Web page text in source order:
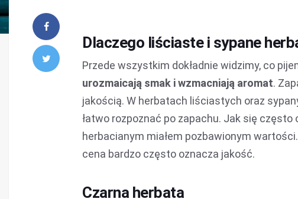
Dlaczego liściaste i sypane
Przede wszystkim dokładnie widzimy, co
urozmaicają smak i wzmacniają aromat.
jakością. W herbatach liściastych oraz
łatwo rozpoznać po zapachu. Jak się
herbacianym miałem pozbawionym
cena bardzo często oznacza jakość.
Czarna herbata